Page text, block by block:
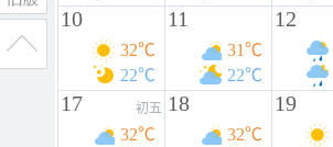
10
32℃
22℃
11
31℃
22℃
12
17 初五
32℃
18
32℃
19